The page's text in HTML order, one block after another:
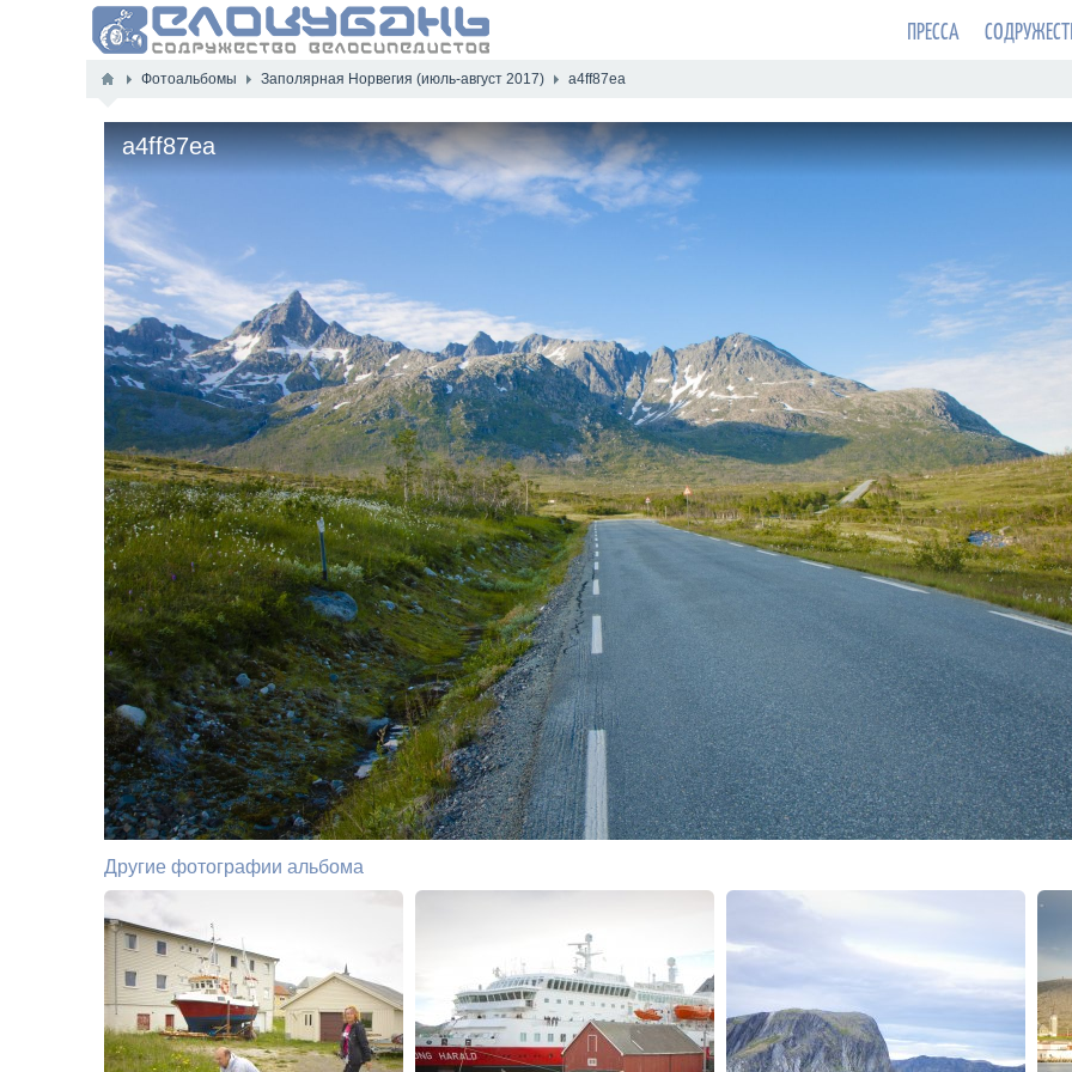
ПРЕССА
Фотоальбомы Заполярная Норвегия (июль-август 2017) a4ff87ea
a4ff87ea
Другие фотографии альбома